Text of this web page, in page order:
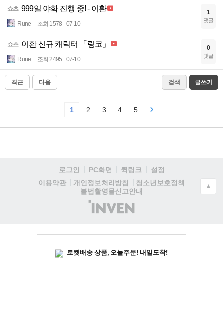
쇼츠 999일 야화 진행 중! - 이환
Rune 조회 1578 07-10
1
댓글
쇼츠 이환 신규 캐릭터 「링코」
Rune 조회 2495 07-10
0
댓글
최근 다음 검색 글쓰기
1 2 3 4 5
로그인 PC화면 퀵링크
설정
이용약관
개인정보처리방침
청소년보호정책
불법촬영물신고안내
(주)
인
▲